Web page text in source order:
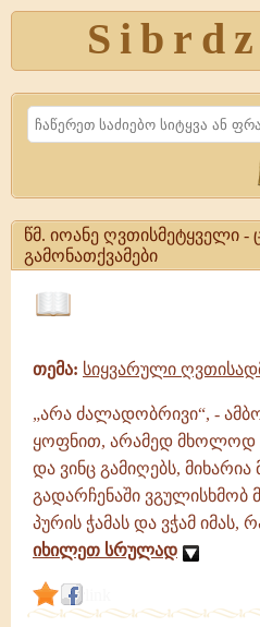
Search
წმ. იოანე ღვთისმეტყველი -
გამონათქვამები
იოანე
ციტატები,
გამონათქვამები
იოანე
ღვთისმეტყველი
გამონათქვამები
გამონათქვამები
თემა: სიყვარული
„არა ძალადობრივი“, -
ყოფნით, არამედ მხოლოდ
და ვინც გამიღებს,
გადარჩენაში ვგულისხმობ
პურის ჭამას და ვჭამ იმას,
იხილეთ სრულად